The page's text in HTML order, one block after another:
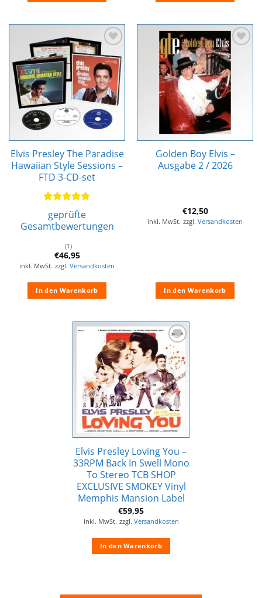
Zur
Wunschliste
hinzufügen
Elvis Presley The Paradise
Hawaiian Style Sessions –
FTD 3-CD-set
Bewertet
mit5von
5
geprüfte
Gesamtbewertungen
(1)
€46,95
inkl. MwSt. zzgl. Versandkosten
In den Warenkorb
Zur
Wunschliste
hinzufügen
Golden Boy Elvis –
Ausgabe 2 / 2026
€12,50
inkl. MwSt. zzgl. Versandkosten
In den Warenkorb
Zur
Wunschliste
hinzufügen
Elvis Presley Loving You –
33RPM Back In Swell Mono
To Stereo TCB SHOP
EXCLUSIVE SMOKEY Vinyl
Memphis Mansion Label
€59,95
inkl. MwSt. zzgl. Versandkosten
In den Warenkorb